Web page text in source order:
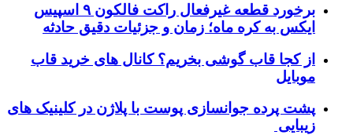
برخورد قطعه غیرفعال راکت فالکون ۹ اسپیس
ایکس به کره ماه؛ زمان و جزئیات دقیق حادثه
از کجا قاب گوشی بخریم؟ کانال های خرید قاب
موبایل
پشت پرده جوانسازی پوست با پلاژن در کلینیک های
زیبایی